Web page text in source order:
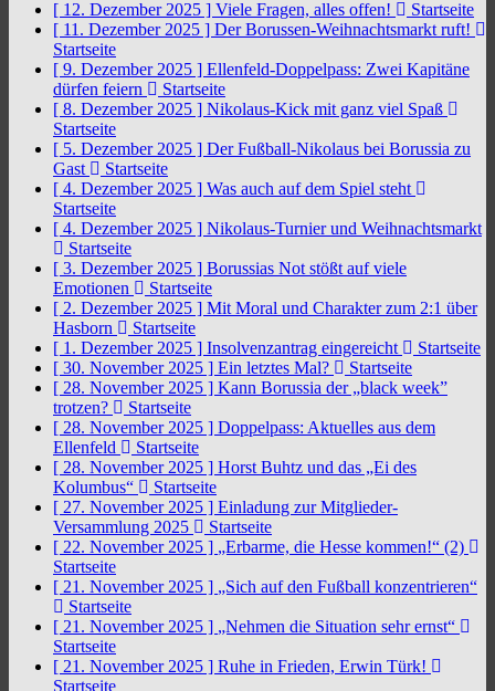
[ 12. Dezember 2025 ] Viele Fragen, alles offen!
Startseite
[ 11. Dezember 2025 ] Der Borussen-Weihnachtsmarkt ruft!
Startseite
[ 9. Dezember 2025 ] Ellenfeld-Doppelpass: Zwei Kapitäne
dürfen feiern
Startseite
[ 8. Dezember 2025 ] Nikolaus-Kick mit ganz viel Spaß
Startseite
[ 5. Dezember 2025 ] Der Fußball-Nikolaus bei Borussia zu
Gast
Startseite
[ 4. Dezember 2025 ] Was auch auf dem Spiel steht
Startseite
[ 4. Dezember 2025 ] Nikolaus-Turnier und Weihnachtsmarkt
Startseite
[ 3. Dezember 2025 ] Borussias Not stößt auf viele
Emotionen
Startseite
[ 2. Dezember 2025 ] Mit Moral und Charakter zum 2:1 über
Hasborn
Startseite
[ 1. Dezember 2025 ] Insolvenzantrag eingereicht
Startseite
[ 30. November 2025 ] Ein letztes Mal?
Startseite
[ 28. November 2025 ] Kann Borussia der „black week”
trotzen?
Startseite
[ 28. November 2025 ] Doppelpass: Aktuelles aus dem
Ellenfeld
Startseite
[ 28. November 2025 ] Horst Buhtz und das „Ei des
Kolumbus“
Startseite
[ 27. November 2025 ] Einladung zur Mitglieder-
Versammlung 2025
Startseite
[ 22. November 2025 ] „Erbarme, die Hesse kommen!“ (2)
Startseite
[ 21. November 2025 ] „Sich auf den Fußball konzentrieren“
Startseite
[ 21. November 2025 ] „Nehmen die Situation sehr ernst“
Startseite
[ 21. November 2025 ] Ruhe in Frieden, Erwin Türk!
Startseite